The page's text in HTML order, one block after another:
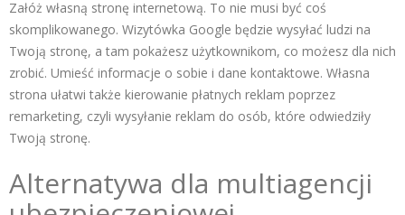
Załóż własną stronę internetową. To nie musi być coś
skomplikowanego. Wizytówka Google będzie wysyłać ludzi na
Twoją stronę, a tam pokażesz użytkownikom, co możesz dla nich
zrobić. Umieść informacje o sobie i dane kontaktowe. Własna
strona ułatwi także kierowanie płatnych reklam poprzez
remarketing, czyli wysyłanie reklam do osób, które odwiedziły
Twoją stronę.
Alternatywa dla multiagencji